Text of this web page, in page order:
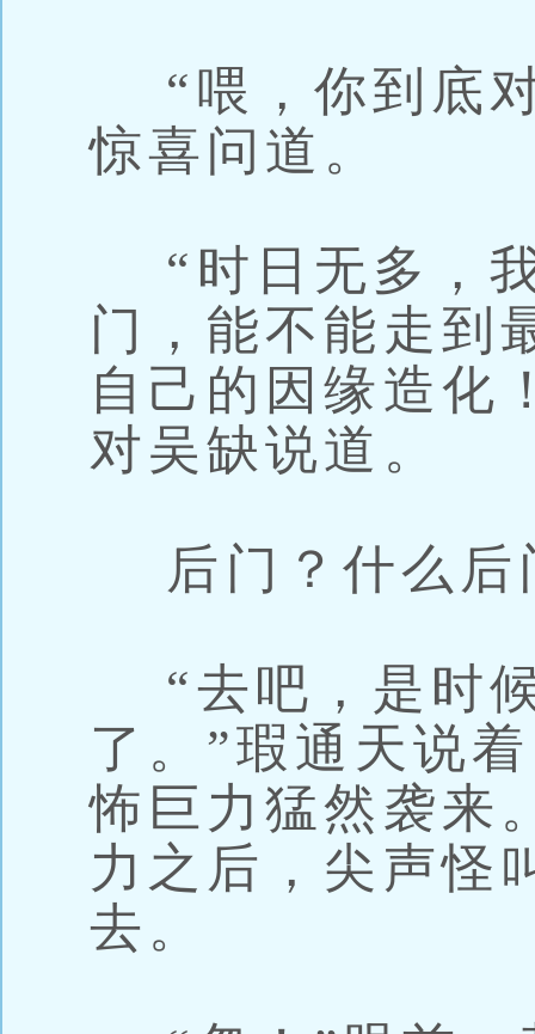
“喂，你到底
惊喜问道。
“时日无多，
门，能不能走到
自己的因缘造化
对吴缺说道。
后门？什么后
“去吧，是时
了。”瑕通天说
怖巨力猛然袭来
力之后，尖声怪
去。